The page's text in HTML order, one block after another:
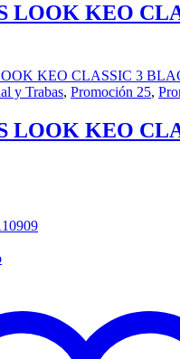
LOOK KEO
y Trabas, Promoción 25,
LOOK KEO